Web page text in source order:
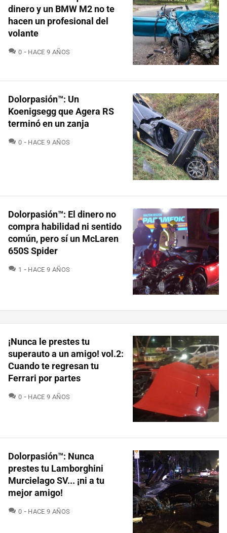
dinero y un BMW M2 no te
hacen un profesional del
volante
0 COMENTARIOS
HACE 9 AÑOS
Dolorpasión™: Un
Koenigsegg que Agera RS
terminó en un zanja
0 COMENTARIOS
HACE 9 AÑOS
Dolorpasión™: El dinero no
compra habilidad ni sentido
común, pero sí un McLaren
650S Spider
1 COMENTARIOS
HACE 9 AÑOS
¡Nunca le prestes tu
superauto a un amigo! vol.2:
Cuando te regresan tu
Ferrari por partes
0 COMENTARIOS
HACE 9 AÑOS
Dolorpasión™: Nunca
prestes tu Lamborghini
Murcielago SV... ¡ni a tu
mejor amigo!
0 COMENTARIOS
HACE 9 AÑOS